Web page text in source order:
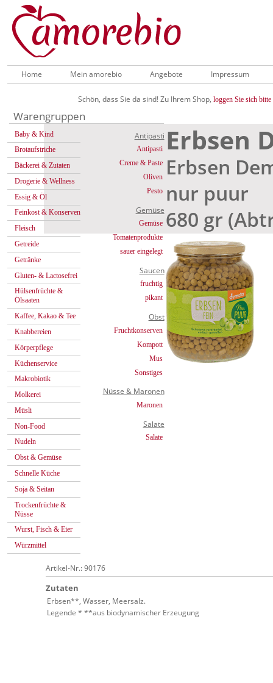
Home Mein amorebio Angebote Impressum
Schön, dass Sie da sind! Zu Ihrem Shop, loggen Sie sich bitte
Warengruppen
Baby & Kind
Brotaufstriche
Bäckerei & Zutaten
Drogerie & Wellness
Essig & Öl
Feinkost & Konserven
Fleisch
Getreide
Getränke
Gluten- & Lactosefrei
Hülsenfrüchte &
Ölsaaten
Kaffee, Kakao & Tee
Knabbereien
Körperpflege
Küchenservice
Makrobiotik
Molkerei
Müsli
Non-Food
Nudeln
Obst & Gemüse
Schnelle Küche
Soja & Seitan
Trockenfrüchte &
Nüsse
Wurst, Fisch & Eier
Würzmittel
Antipasti
Antipasti
Creme & Paste
Oliven
Pesto
Gemüse
Gemüse
Tomatenprodukte
sauer eingelegt
Saucen
fruchtig
pikant
Obst
Fruchtkonserven
Kompott
Mus
Sonstiges
Nüsse & Maronen
Maronen
Salate
Salate
Erbsen
Erbsen
nur puur
680 gr
Artikel-Nr.: 90176
Zutaten
Erbsen**, Wasser, Meersalz.
Legende * **aus biodynamischer Erzeugung